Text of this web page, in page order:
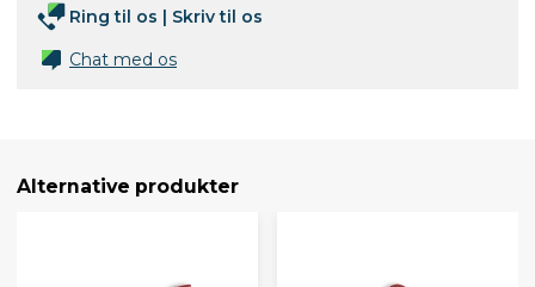
Ring til os | Skriv til os
Chat med os
Alternative produkter